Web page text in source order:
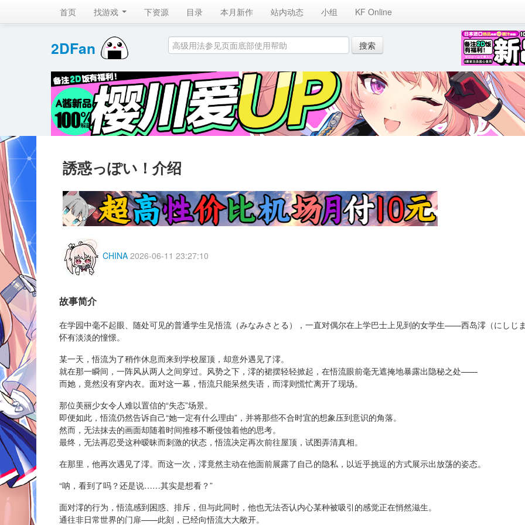
首页 找游戏 下资源 目录 本月新作 站内动态 小组 KF Online
2DFan
誘惑っぽい！介绍
CHINA 2026-06-11 23:27:10
故事简介
在学园中毫不起眼、随处可见的普通学生见悟流（みなみさとる），一直对偶尔在上学巴士上见到的女学生——西岛澪（にしじ
怀有淡淡的憧憬。
某一天，悟流为了稍作休息而来到学校屋顶，却意外遇见了澪。
就在那一瞬间，一阵风从两人之间穿过。风势之下，澪的裙摆轻轻掀起，在悟流眼前毫无遮掩地暴露出隐秘之处——
而她，竟然没有穿内衣。面对这一幕，悟流只能呆然失语，而澪则慌忙离开了现场。
那位美丽少女令人难以置信的“失态”场景。
即便如此，悟流仍然告诉自己“她一定有什么理由”，并将那些不合时宜的想象压到意识的角落。
然而，无法抹去的画面却随着时间推移不断侵蚀着他的思考。
最终，无法再忍受这种暧昧而刺激的状态，悟流决定再次前往屋顶，试图弄清真相。
在那里，他再次遇见了澪。而这一次，澪竟然主动在他面前展露了自己的隐私，以近乎挑逗的方式展示出放荡的姿态。
“呐，看到了吗？还是说……其实是想看？”
面对澪的行为，悟流感到困惑、排斥，但与此同时，他也无法否认内心某种被吸引的感觉正在悄然滋生。
通往非日常世界的门扉——此刻，已经向悟流大大敞开。